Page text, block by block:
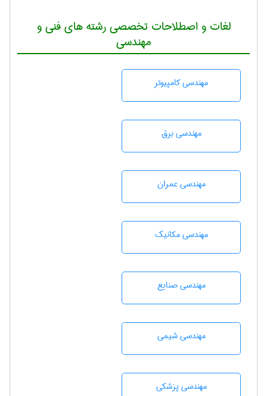
لغات و اصطلاحات تخصصی رشته های فنی و
مهندسی
مهندسی كامپيوتر
مهندسی برق
مهندسی عمران
مهندسی مکانیک
مهندسی صنايع
مهندسي شيمی
مهندسی پزشکی